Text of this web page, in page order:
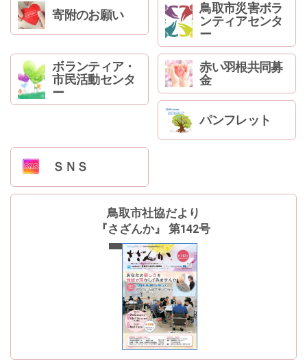
寄附のお願い
鳥取市災害ボラ
ンティアセンタ
ー
ボランティア・
市民活動センタ
ー
赤い羽根共同募
金
パンフレット
ＳＮＳ
鳥取市社協だより
『さざんか』 第142号